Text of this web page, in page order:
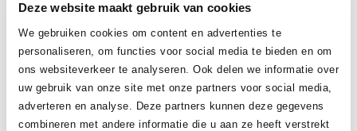
Deze website maakt gebruik van cookies
We gebruiken cookies om content en advertenties te
personaliseren, om functies voor social media te bieden en om
ons websiteverkeer te analyseren. Ook delen we informatie over
uw gebruik van onze site met onze partners voor social media,
adverteren en analyse. Deze partners kunnen deze gegevens
combineren met andere informatie die u aan ze heeft verstrekt
Plaatwerk aanvraag
Constructie aanvraag